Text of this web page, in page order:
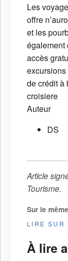
Les
offre
et les
également
accès
de crédit à
croisiere
Auteur
DS
Article
Tourisme.
Sur le
LIRE SUR
À lire